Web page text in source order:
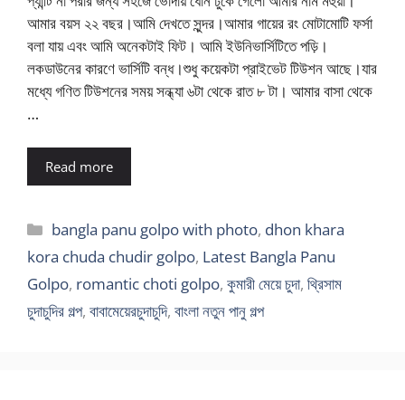
আমার বয়স ২২ বছর।আমি দেখতে সুন্দর।আমার গায়ের রং মোটামোটি ফর্সা
বলা যায় এবং আমি অনেকটাই ফিট। আমি ইউনিভার্সিটিতে পড়ি।
লকডাউনের কারণে ভার্সিটি বন্ধ।শুধু কয়েকটা প্রাইভেট টিউশন আছে।যার
মধ্যে গণিত টিউশনের সময় সন্ধ্যা ৬টা থেকে রাত ৮ টা। আমার বাসা থেকে
…
Read more
Categories
bangla panu golpo with photo, dhon khara
kora chuda chudir golpo, Latest Bangla Panu
Golpo, romantic choti golpo, কুমারী মেয়ে চুদা, থ্রিসাম
চুদাচুদির গল্প, বাবামেয়েরচুদাচুদি, বাংলা নতুন পানু গল্প